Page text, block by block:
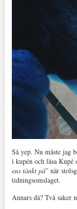
Så yep. Nu måste jag
i kupén och läsa Kupé
ens tänkt på” när
tidningsomslaget.
Annars då? Två saker